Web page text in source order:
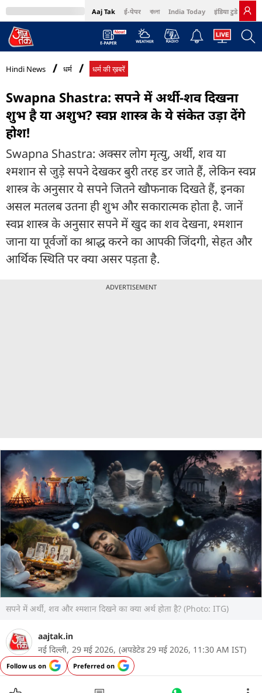
Aaj Tak ई-पेपर বাংলা India Today इंडिया टुडे हिंदी
MumbaiTak Cosmopolitan Harper's Bazaar Northeast
Hindi News धर्म धर्म की ख़बरें
Swapna Shastra: सपने में अर्थी-शव दिखना
शुभ है या अशुभ? स्वप्न शास्त्र के ये संकेत उड़ा देंगे
होश!
Swapna Shastra: अक्सर लोग मृत्यु, अर्थी, शव या
श्मशान से जुड़े सपने देखकर बुरी तरह डर जाते हैं, लेकिन स्वप्न
शास्त्र के अनुसार ये सपने जितने खौफनाक दिखते हैं, इनका
असल मतलब उतना ही शुभ और सकारात्मक होता है. जानें
स्वप्न शास्त्र के अनुसार सपने में खुद का शव देखना, श्मशान
जाना या पूर्वजों का श्राद्ध करने का आपकी जिंदगी, सेहत और
आर्थिक स्थिति पर क्या असर पड़ता है.
ADVERTISEMENT
सपने में अर्थी, शव और श्मशान दिखने का क्या अर्थ होता है? (Photo: ITG)
aajtak.in
नई दिल्ली, 29 मई 2026, (अपडेटेड 29 मई 2026, 11:30 AM IST)
Follow us on Preferred on